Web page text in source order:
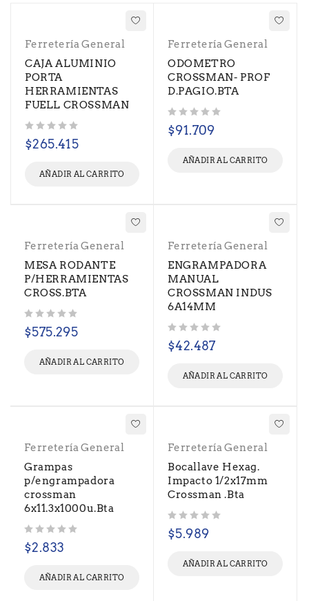
Ferretería General
CAJA ALUMINIO
PORTA
HERRAMIENTAS
FUELL CROSSMAN
$265.415
AÑADIR AL CARRITO
Ferretería General
ODOMETRO
CROSSMAN- PROF
D.PAGIO.BTA
$91.709
AÑADIR AL CARRITO
Ferretería General
MESA RODANTE
P/HERRAMIENTAS
CROSS.BTA
$575.295
AÑADIR AL CARRITO
Ferretería General
ENGRAMPADORA
MANUAL
CROSSMAN INDUS
6A14MM
$42.487
AÑADIR AL CARRITO
Ferretería General
Grampas
p/engrampadora
crossman
6x11.3x1000u.Bta
$2.833
AÑADIR AL CARRITO
Ferretería General
Bocallave Hexag.
Impacto 1/2x17mm
Crossman .Bta
$5.989
AÑADIR AL CARRITO